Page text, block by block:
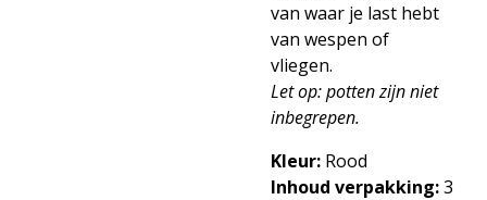
van waar je last hebt
van wespen of
vliegen.
Let op: potten zijn niet
inbegrepen.
Kleur: Rood
Inhoud verpakking:3